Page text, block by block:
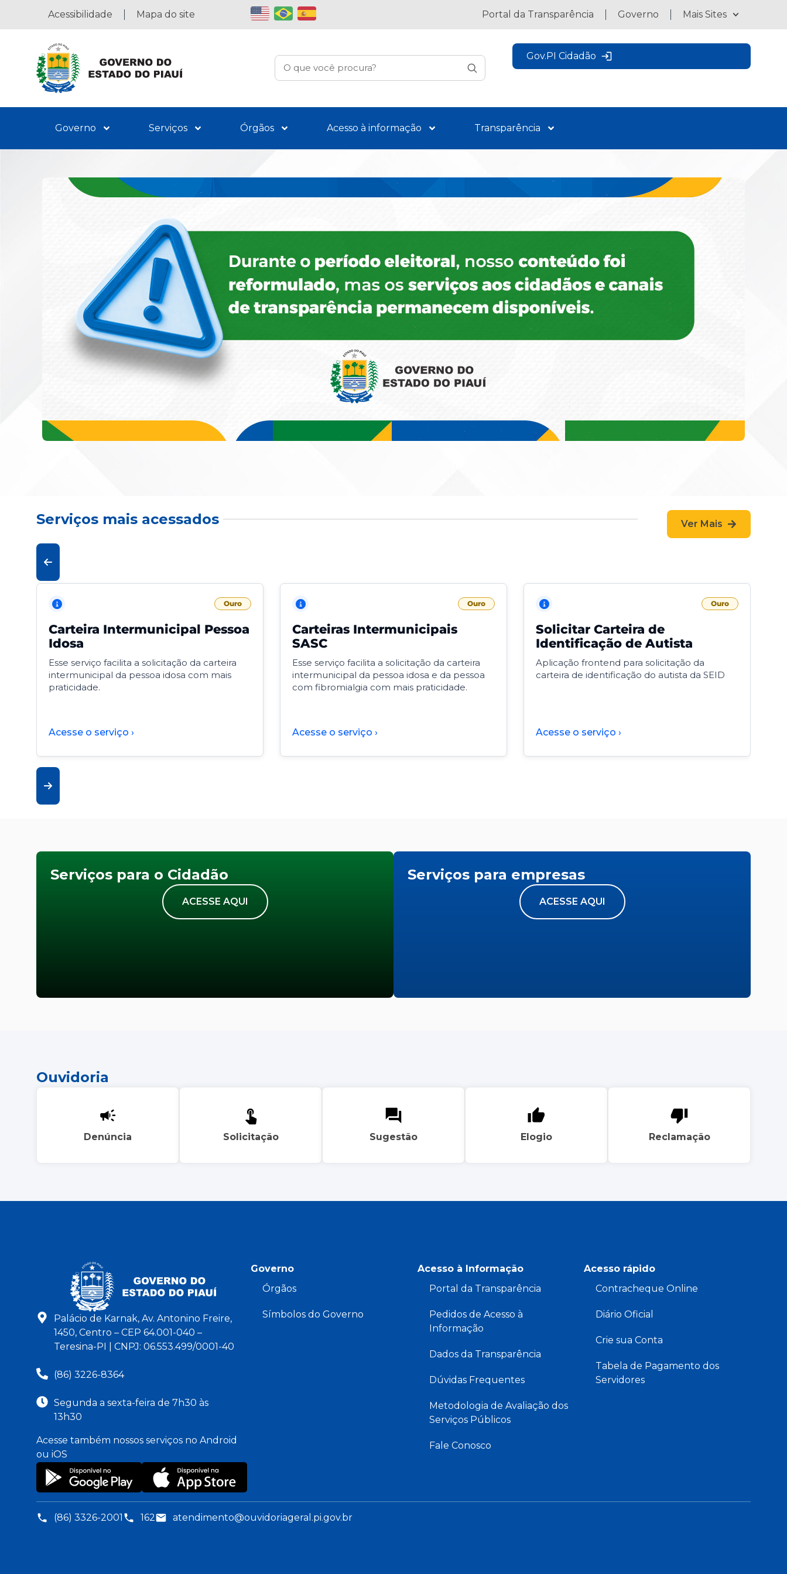
Acessibilidade Mapa do site Portal da Transparência Governo Mais Sites
Gov.PI Cidadão
Governo Serviços Órgãos Acesso à informação Transparência
Serviços mais acessados Ver Mais
Ouro
Carteira Intermunicipal Pessoa
Idosa
Esse serviço facilita a solicitação da carteira
intermunicipal da pessoa idosa com mais
praticidade.
Acesse o serviço ›
Ouro
Carteiras Intermunicipais
SASC
Esse serviço facilita a solicitação da carteira
intermunicipal da pessoa idosa e da pessoa
com fibromialgia com mais praticidade.
Acesse o serviço ›
Ouro
Solicitar Carteira de
Identificação de Autista
Aplicação frontend para solicitação da
carteira de identificação do autista da SEID
Acesse o serviço ›
Serviços para o Cidadão
ACESSE AQUI
Serviços para empresas
ACESSE AQUI
Ouvidoria
Denúncia Solicitação Sugestão Elogio Reclamação
Palácio de Karnak, Av. Antonino Freire,
1450, Centro – CEP 64.001-040 –
Teresina-PI | CNPJ: 06.553.499/0001-40
(86) 3226-8364
Segunda a sexta-feira de 7h30 às
13h30
Acesse também nossos serviços no Android
ou iOS
Governo
Órgãos
Símbolos do Governo
Acesso à Informação
Portal da Transparência
Pedidos de Acesso à
Informação
Dados da Transparência
Dúvidas Frequentes
Metodologia de Avaliação dos
Serviços Públicos
Fale Conosco
Acesso rápido
Contracheque Online
Diário Oficial
Crie sua Conta
Tabela de Pagamento dos
Servidores
(86) 3326-2001 162 atendimento@ouvidoriageral.pi.gov.br